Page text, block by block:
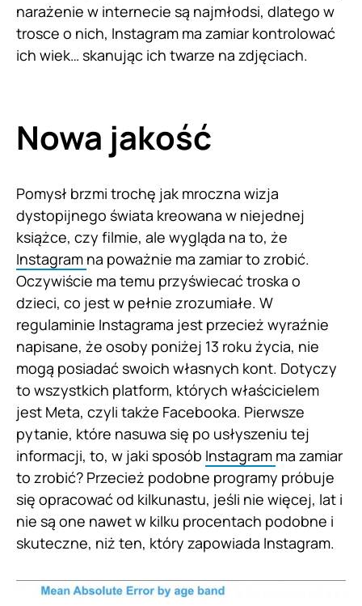
narażenie w internecie są najmłodsi, dlatego w
trosce o nich, Instagram ma zamiar kontrolować
ich wiek… skanując ich twarze na zdjęciach.
Nowa jakość
Pomysł brzmi trochę jak mroczna wizja
dystopijnego świata kreowana w niejednej
książce, czy filmie, ale wygląda na to, że
Instagram na poważnie ma zamiar to zrobić.
Oczywiście ma temu przyświecać troska o
dzieci, co jest w pełnie zrozumiałe. W
regulaminie Instagrama jest przecież wyraźnie
napisane, że osoby poniżej 13 roku życia, nie
mogą posiadać swoich własnych kont. Dotyczy
to wszystkich platform, których właścicielem
jest Meta, czyli także Facebooka. Pierwsze
pytanie, które nasuwa się po usłyszeniu tej
informacji, to, w jaki sposób Instagram ma zamiar
to zrobić? Przecież podobne programy próbuje
się opracować od kilkunastu, jeśli nie więcej, lat i
nie są one nawet w kilku procentach podobne i
skuteczne, niż ten, który zapowiada Instagram.